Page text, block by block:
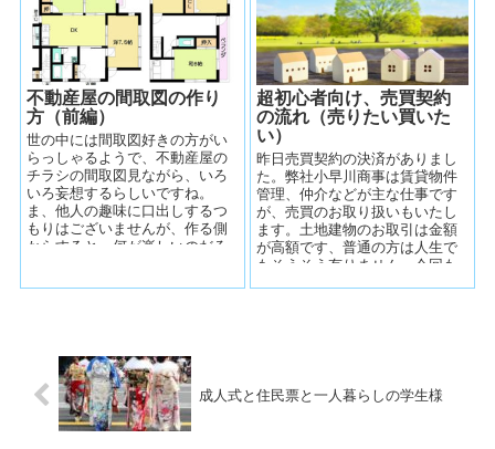
不動産屋の間取図の作り
方（前編）
世の中には間取図好きの方がい
らっしゃるようで、不動産屋の
チラシの間取図見ながら、いろ
いろ妄想するらしいですね。
ま、他人の趣味に口出しするつ
もりはございませんが、作る側
からすると、何が楽しいのだろ
超初心者向け、売買契約
の流れ（売りたい買いた
い）
昨日売買契約の決済がありまし
た。弊社小早川商事は賃貸物件
管理、仲介などが主な仕事です
が、売買のお取り扱いもいたし
ます。土地建物のお取引は金額
が高額です、普通の方は人生で
もそうそう有りません。今回も
成人式と住民票と一人暮らしの学生様